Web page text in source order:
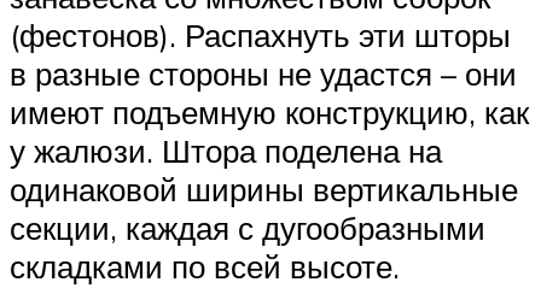
(фестонов). Распахнуть эти шторы
в разные стороны не удастся – они
имеют подъемную конструкцию, как
у жалюзи. Штора поделена на
одинаковой ширины вертикальные
секции, каждая с дугообразными
складками по всей высоте.